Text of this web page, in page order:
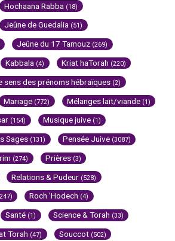
Hochaana Rabba (18)
Jeûne de Guedalia (51)
Jeûne du 17 Tamouz (269)
Kabbala (4) Kriat haTorah (220)
sens des prénoms hébraïques (2)
Mariage (772) Mélanges lait/viande (1)
(154) Musique juive (1)
Sages (131) Pensée Juive (3087)
(274) Prières (3)
Relations & Pudeur (528)
Roch 'Hodech (4)
Santé (1) Science & Torah (33)
Torah (47) Souccot (502)